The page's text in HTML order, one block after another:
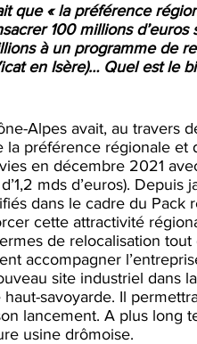
que « la préférence
100 millions
à un programme de
en Isère)… Quel est le
Alpes avait, au travers
la préférence régionale et
en décembre 2021
mds d’euros).
dans le cadre du Pack
cette attractivité
de relocalisation
accompagner
site industriel dans
savoyarde. Il
lancement. A plus long
usine drômoise.